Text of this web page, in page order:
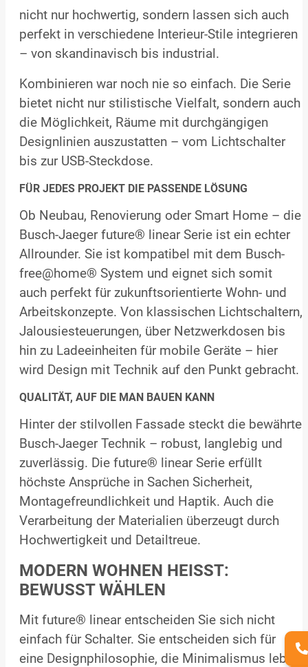
nicht nur hochwertig, sondern lassen sich auch
perfekt in verschiedene Interieur-Stile integrieren
– von skandinavisch bis industrial.
Kombinieren war noch nie so einfach. Die Serie
bietet nicht nur stilistische Vielfalt, sondern auch
die Möglichkeit, Räume mit durchgängigen
Designlinien auszustatten – vom Lichtschalter
bis zur USB-Steckdose.
FÜR JEDES PROJEKT DIE PASSENDE LÖSUNG
Ob Neubau, Renovierung oder Smart Home – die
Busch-Jaeger future® linear Serie ist ein echter
Allrounder. Sie ist kompatibel mit dem Busch-
free@home® System und eignet sich somit
auch perfekt für zukunftsorientierte Wohn- und
Arbeitskonzepte. Von klassischen Lichtschaltern,
Jalousiesteuerungen, über Netzwerkdosen bis
hin zu Ladeeinheiten für mobile Geräte – hier
wird Design mit Technik auf den Punkt gebracht.
QUALITÄT, AUF DIE MAN BAUEN KANN
Hinter der stilvollen Fassade steckt die bewährte
Busch-Jaeger Technik – robust, langlebig und
zuverlässig. Die future® linear Serie erfüllt
höchste Ansprüche in Sachen Sicherheit,
Montagefreundlichkeit und Haptik. Auch die
Verarbeitung der Materialien überzeugt durch
Hochwertigkeit und Detailtreue.
MODERN WOHNEN HEISST: B
EWUSST WÄHLEN
Mit future® linear entscheiden Sie sich nicht
einfach für Schalter. Sie entscheiden sich für
eine Designphilosophie, die Minimalismus lebt,